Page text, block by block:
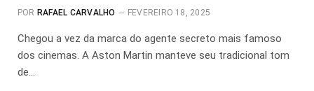
POR RAFAEL CARVALHO FEVEREIRO 18, 2025
Chegou a vez da marca do agente secreto mais famoso
dos cinemas. A Aston Martin manteve seu tradicional tom
de…